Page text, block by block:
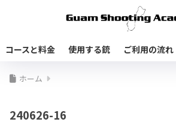
コースと料金 使用する銃 ご利用の流れ
ホーム
240626-16